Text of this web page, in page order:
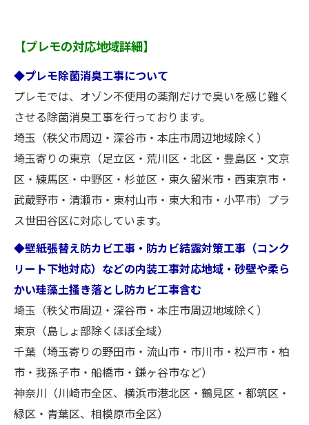
【プレモの対応地域詳細】
◆プレモ除菌消臭工事について
プレモでは、オゾン不使用の薬剤だけで臭いを感じ難く
させる除菌消臭工事を行っております。
埼玉（秩父市周辺・深谷市・本庄市周辺地域除く）
埼玉寄りの東京（足立区・荒川区・北区・豊島区・文京
区・練馬区・中野区・杉並区・東久留米市・西東京市・
武蔵野市・清瀬市・東村山市・東大和市・小平市）プラ
ス世田谷区に対応しています。
◆壁紙張替え防カビ工事・防カビ結露対策工事（コンク
リート下地対応）などの内装工事対応地域・砂壁や柔ら
かい珪藻土掻き落とし防カビ工事含む
埼玉（秩父市周辺・深谷市・本庄市周辺地域除く）
東京（島しょ部除くほぼ全域）
千葉（埼玉寄りの野田市・流山市・市川市・松戸市・柏
市・我孫子市・船橋市・鎌ヶ谷市など）
神奈川（川崎市全区、横浜市港北区・鶴見区・都筑区・
緑区・青葉区、相模原市全区）